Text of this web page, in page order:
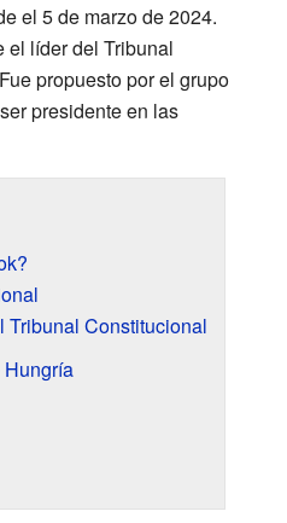
el 5 de marzo de 2024.
el líder del Tribunal
propuesto por el grupo
presidente en las
Tribunal Constitucional
Hungría